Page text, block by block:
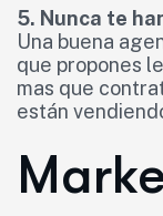
5. Nunca te
Una buena
que propones
mas que
están